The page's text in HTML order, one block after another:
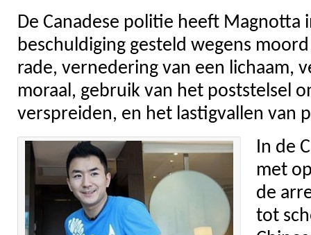
De Canadese politie heeft Magnotta
beschuldiging gesteld wegens
rade, vernedering van een lichaam,
moraal, gebruik van het poststelsel
verspreiden, en het lastigvallen van
In de
met
de
tot